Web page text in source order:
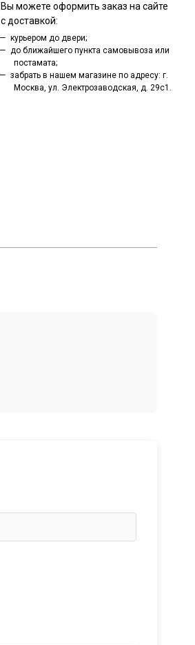
Вы можете оформить заказ на сайте
с доставкой:
курьером до двери;
до ближайшего пункта самовывоза или
постамата;
забрать в нашем магазине по адресу: г.
Москва, ул. Электрозаводская, д. 29с1.